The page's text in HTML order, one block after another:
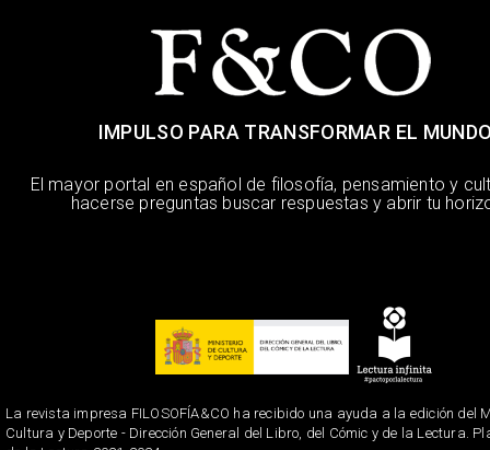
IMPULSO PARA TRANSFORMAR EL
El mayor portal en español de filosofía, pensamiento y
hacerse preguntas buscar respuestas y abrir tu
La revista impresa FILOSOFÍA&CO ha recibido una ayuda a la edición del
Cultura y Deporte - Dirección General del Libro, del Cómic y de la Lectura.